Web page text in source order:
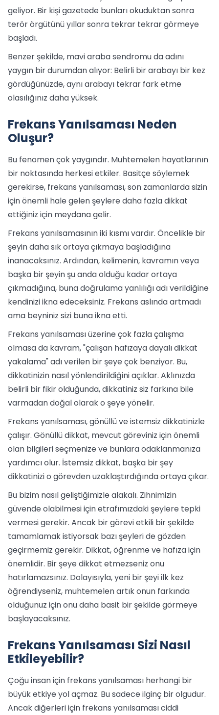
geliyor. Bir kişi gazetede bunları okuduktan sonra
terör örgütünü yıllar sonra tekrar tekrar görmeye
başladı.
Benzer şekilde, mavi araba sendromu da adını
yaygın bir durumdan alıyor: Belirli bir arabayı bir kez
gördüğünüzde, aynı arabayı tekrar fark etme
olasılığınız daha yüksek.
Frekans Yanılsaması Neden
Oluşur?
Bu fenomen çok yaygındır. Muhtemelen hayatlarının
bir noktasında herkesi etkiler. Basitçe söylemek
gerekirse, frekans yanılsaması, son zamanlarda sizin
için önemli hale gelen şeylere daha fazla dikkat
ettiğiniz için meydana gelir.
Frekans yanılsamasının iki kısmı vardır. Öncelikle bir
şeyin daha sık ortaya çıkmaya başladığına
inanacaksınız. Ardından, kelimenin, kavramın veya
başka bir şeyin şu anda olduğu kadar ortaya
çıkmadığına, buna doğrulama yanlılığı adı verildiğine
kendinizi ikna edeceksiniz. Frekans aslında artmadı
ama beyniniz sizi buna ikna etti.
Frekans yanılsaması üzerine çok fazla çalışma
olmasa da kavram, "çalışan hafızaya dayalı dikkat
yakalama" adı verilen bir şeye çok benziyor. Bu,
dikkatinizin nasıl yönlendirildiğini açıklar. Aklınızda
belirli bir fikir olduğunda, dikkatiniz siz farkına bile
varmadan doğal olarak o şeye yönelir.
Frekans yanılsaması, gönüllü ve istemsiz dikkatinizle
çalışır. Gönüllü dikkat, mevcut göreviniz için önemli
olan bilgileri seçmenize ve bunlara odaklanmanıza
yardımcı olur. İstemsiz dikkat, başka bir şey
dikkatinizi o görevden uzaklaştırdığında ortaya çıkar.
Bu bizim nasıl geliştiğimizle alakalı. Zihnimizin
güvende olabilmesi için etrafımızdaki şeylere tepki
vermesi gerekir. Ancak bir görevi etkili bir şekilde
tamamlamak istiyorsak bazı şeyleri de gözden
geçirmemiz gerekir. Dikkat, öğrenme ve hafıza için
önemlidir. Bir şeye dikkat etmezseniz onu
hatırlamazsınız. Dolayısıyla, yeni bir şeyi ilk kez
öğrendiyseniz, muhtemelen artık onun farkında
olduğunuz için onu daha basit bir şekilde görmeye
başlayacaksınız.
Frekans Yanılsaması Sizi Nasıl
Etkileyebilir?
Çoğu insan için frekans yanılsaması herhangi bir
büyük etkiye yol açmaz. Bu sadece ilginç bir olgudur.
Ancak diğerleri için frekans yanılsaması ciddi